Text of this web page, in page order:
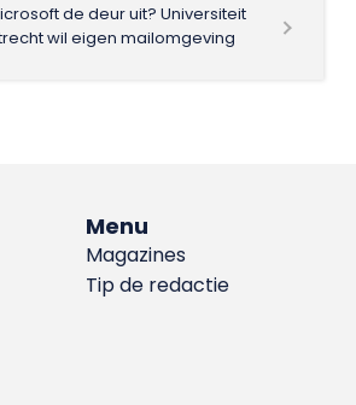
de deur uit? Universiteit
wil eigen mailomgeving
Menu
Magazines
Tip de redactie